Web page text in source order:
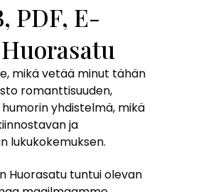
PDF, E-
mikä vetää minut tähän
romanttisuuden,
yhdistelmä, mikä
ja
lukukokemuksen.
Huorasatu tuntui olevan